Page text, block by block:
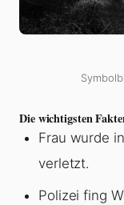
Die wichtigsten
Frau wurde
verletzt.
Polizei fing